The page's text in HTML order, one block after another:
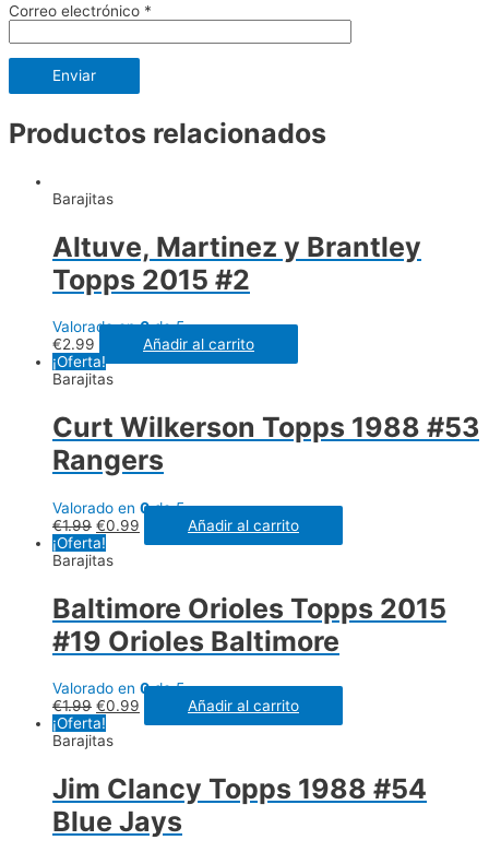
Correo electrónico *
Productos relacionados
Barajitas
Altuve, Martinez y Brantley
Topps 2015 #2
Valorado en0de 5
€2.99
Añadir al carrito
¡Oferta!
Barajitas
Curt Wilkerson Topps 1988 #53
Rangers
Valorado en 0de 5
€1.99 €0.99
Añadir al carrito
¡Oferta!
Barajitas
Baltimore Orioles Topps 2015
#19 Orioles Baltimore
Valorado en 0de 5
€1.99 €0.99
Añadir al carrito
¡Oferta!
Barajitas
Jim Clancy Topps 1988 #54
Blue Jays